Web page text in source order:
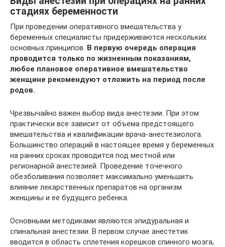
стадиях беременности
При проведении оперативного вмешательства у
беременных специалисты придерживаются нескольких
основных принципов. В первую очередь операция
проводится только по жизненным показаниям,
любое плановое оперативное вмешательство
женщине рекомендуют отложить на период после
родов.
Чрезвычайно важен выбор вида анестезии. При этом
практически все зависит от объема предстоящего
вмешательства и квалификации врача-анестезиолога.
Большинство операций в настоящее время у беременных
на ранних сроках проводится под местной или
регионарной анестезией. Проведение точечного
обезболивания позволяет максимально уменьшить
влияние лекарственных препаратов на организм
женщины и ее будущего ребенка.
Основными методиками являются эпидуральная и
спинальная анестезии. В первом случае анестетик
вводится в область сплетения корешков спинного мозга,